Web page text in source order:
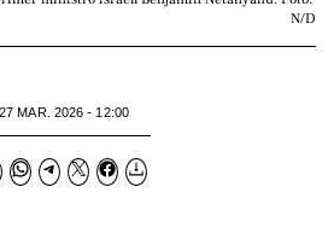
N/D
27 MAR. 2026 - 12:00